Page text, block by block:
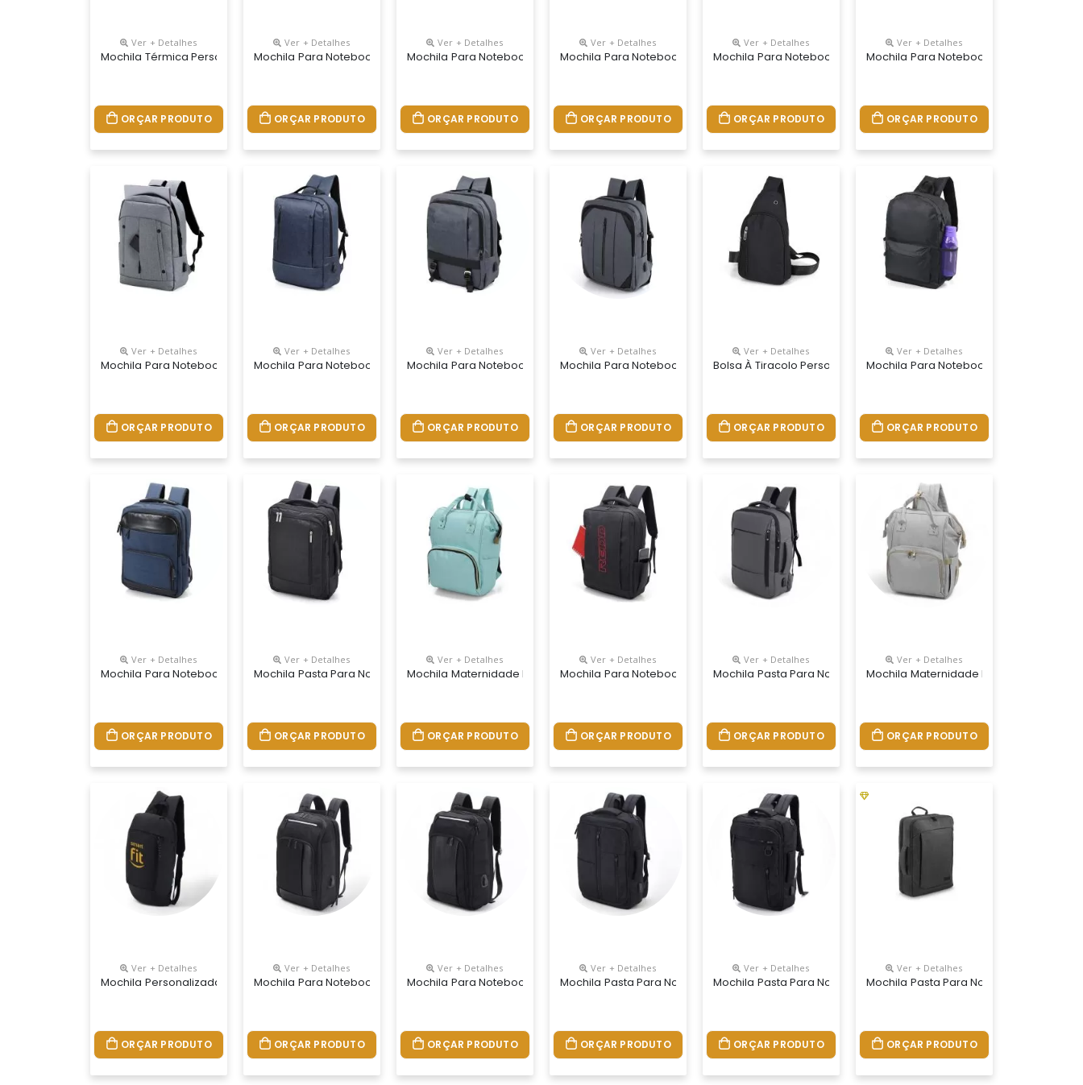
Ver + Detalhes
Mochila Térmica Personalizada
ORÇAR PRODUTO
Ver + Detalhes
Mochila Para Notebook Personalizada
ORÇAR PRODUTO
Ver + Detalhes
Mochila Para Notebook Personalizada
ORÇAR PRODUTO
Ver + Detalhes
Mochila Para Notebook Personalizada
ORÇAR PRODUTO
Ver + Detalhes
Mochila Para Notebook Personalizada
ORÇAR PRODUTO
Ver + Detalhes
Mochila Para Notebook Personalizada
ORÇAR PRODUTO
Ver + Detalhes
Mochila Para Notebook Personalizada
ORÇAR PRODUTO
Ver + Detalhes
Mochila Para Notebook Personalizada
ORÇAR PRODUTO
Ver + Detalhes
Mochila Para Notebook Personalizada
ORÇAR PRODUTO
Ver + Detalhes
Mochila Para Notebook Personalizada
ORÇAR PRODUTO
Ver + Detalhes
Bolsa À Tiracolo Personalizada
ORÇAR PRODUTO
Ver + Detalhes
Mochila Para Notebook Personalizada
ORÇAR PRODUTO
Ver + Detalhes
Mochila Para Notebook Personalizada
ORÇAR PRODUTO
Ver + Detalhes
Mochila Pasta Para Notebook Personalizada
ORÇAR PRODUTO
Ver + Detalhes
Mochila Maternidade Bolsa Bebê Personalizada
ORÇAR PRODUTO
Ver + Detalhes
Mochila Para Notebook Personalizada
ORÇAR PRODUTO
Ver + Detalhes
Mochila Pasta Para Notebook Personalizada
ORÇAR PRODUTO
Ver + Detalhes
Mochila Maternidade Bolsa Bebê
ORÇAR PRODUTO
Ver + Detalhes
Mochila Personalizada
ORÇAR PRODUTO
Ver + Detalhes
Mochila Para Notebook Personalizada
ORÇAR PRODUTO
Ver + Detalhes
Mochila Para Notebook Personalizada
ORÇAR PRODUTO
Ver + Detalhes
Mochila Pasta Para Notebook Personalizada
ORÇAR PRODUTO
Ver + Detalhes
Mochila Pasta Para Notebook Personalizada
ORÇAR PRODUTO
Ver + Detalhes
Mochila Pasta Para Notebook
ORÇAR PRODUTO